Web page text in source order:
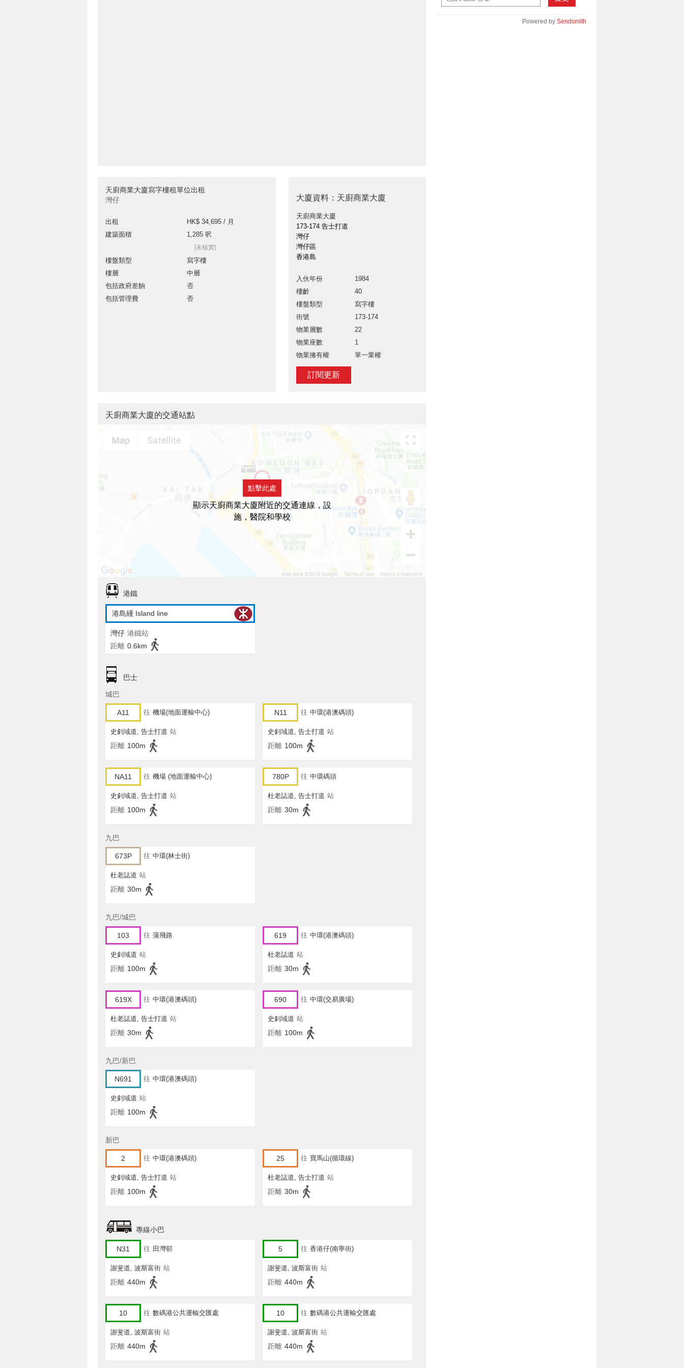
天廚商業大廈寫字樓租單位出租
灣仔
出租
HK$ 34,695 / 月
建築面積
1,285 呎
[未核實]
樓盤類型
寫字樓
樓層
中層
包括政府差餉
否
包括管理費
否
大廈資料：天廚商業大廈
天廚商業大廈
173-174 告士打道
灣仔
灣仔區
香港島
入伙年份
1984
樓齡
40
樓盤類型
寫字樓
街號
173-174
物業層數
22
物業座數
1
物業擁有權
單一業權
訂閱更新
Powered by Sendsmith
天廚商業大廈的交通站點
點擊此處
顯示天廚商業大廈附近的交通連線，設
施，醫院和學校
港鐵
港島綫 Island line
灣仔 港鐵站
距離 0.6km
巴士
城巴
A11 往 機場(地面運輸中心)
史釗域道, 告士打道 站
距離 100m
N11 往 中環(港澳碼頭)
史釗域道, 告士打道 站
距離 100m
NA11 往 機場 (地面運輸中心)
史釗域道, 告士打道 站
距離 100m
780P 往 中環碼頭
杜老誌道, 告士打道 站
距離 30m
九巴
673P 往 中環(林士街)
杜老誌道 站
距離 30m
九巴/城巴
103 往 蒲飛路
史釗域道 站
距離 100m
619 往 中環(港澳碼頭)
杜老誌道 站
距離 30m
619X 往 中環(港澳碼頭)
杜老誌道, 告士打道 站
距離 30m
690 往 中環(交易廣場)
史釗域道 站
距離 100m
九巴/新巴
N691 往 中環(港澳碼頭)
史釗域道 站
距離 100m
新巴
2 往 中環(港澳碼頭)
史釗域道, 告士打道 站
距離 100m
25 往 寶馬山(循環線)
杜老誌道, 告士打道 站
距離 30m
專線小巴
N31 往 田灣邨
謝斐道, 波斯富街 站
距離 440m
5 往 香港仔(南寧街)
謝斐道, 波斯富街 站
距離 440m
10 往 數碼港公共運輸交匯處
謝斐道, 波斯富街 站
距離 440m
10 往 數碼港公共運輸交匯處
謝斐道, 波斯富街 站
距離 440m